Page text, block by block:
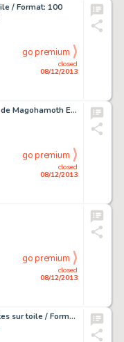
/ Format: 100
closed
08/12/2013
go premium
Lanfeust de Troy - L'ivoire de Magohamoth Encre de Chine pour la
closed
08/12/2013
go premium
closed
08/12/2013
go premium
Goat Boy Techniques mixtes sur toile / Format: